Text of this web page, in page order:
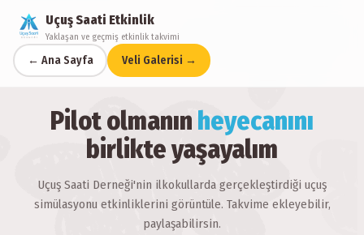
Uçuş Saati Etkinlik
Yaklaşan ve geçmiş etkinlik takvimi
← Ana Sayfa Veli Galerisi →
Pilot olmanın heyecanını
birlikte yaşayalım
Uçuş Saati Derneği'nin ilkokullarda gerçekleştirdiği uçuş
simülasyonu etkinliklerini görüntüle. Takvime ekleyebilir,
paylaşabilirsin.